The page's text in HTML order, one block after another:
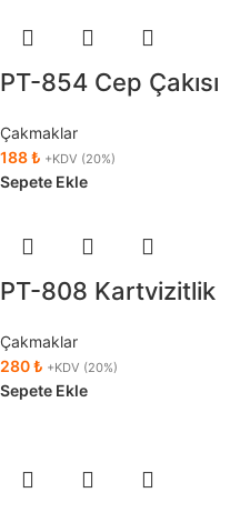
PT-854 Cep Çakısı
Çakmaklar
188₺ +KDV (20%)
Sepete Ekle
PT-808 Kartvizitlik
Çakmaklar
280₺ +KDV (20%)
Sepete Ekle